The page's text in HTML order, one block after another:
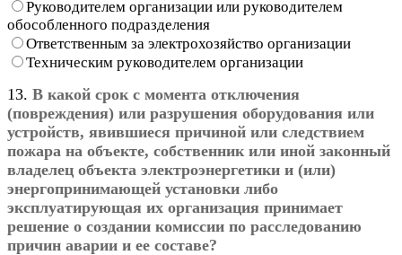
Руководителем организации или руководителем
обособленного подразделения
Ответственным за электрохозяйство организации
Техническим руководителем организации
13. В какой срок с момента отключения
(повреждения) или разрушения оборудования или
устройств, явившиеся причиной или следствием
пожара на объекте, собственник или иной законный
владелец объекта электроэнергетики и (или)
энергопринимающей установки либо
эксплуатирующая их организация принимает
решение о создании комиссии по расследованию
причин аварии и ее составе?